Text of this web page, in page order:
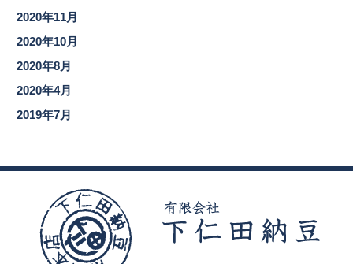
2020年11月
2020年10月
2020年8月
2020年4月
2019年7月